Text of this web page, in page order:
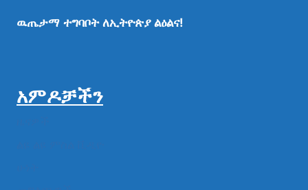
ዉጤታማ ተግባቦት ለኢትዮጵያ ልዕልና!
አምዶቻችን